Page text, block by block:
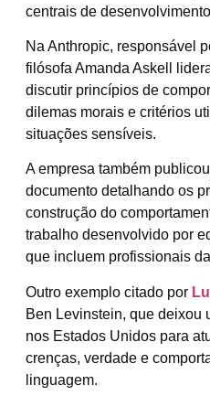
centrais de
Na Anthropic, responsável
filósofa Amanda Askell
discutir princípios de
dilemas morais e critérios
situações sensíveis.
A empresa também
documento detalhando os
construção do
trabalho desenvolvido por
que incluem profissionais
Outro exemplo citado por
Ben Levinstein, que deixou
nos Estados Unidos para
crenças, verdade e
linguagem.